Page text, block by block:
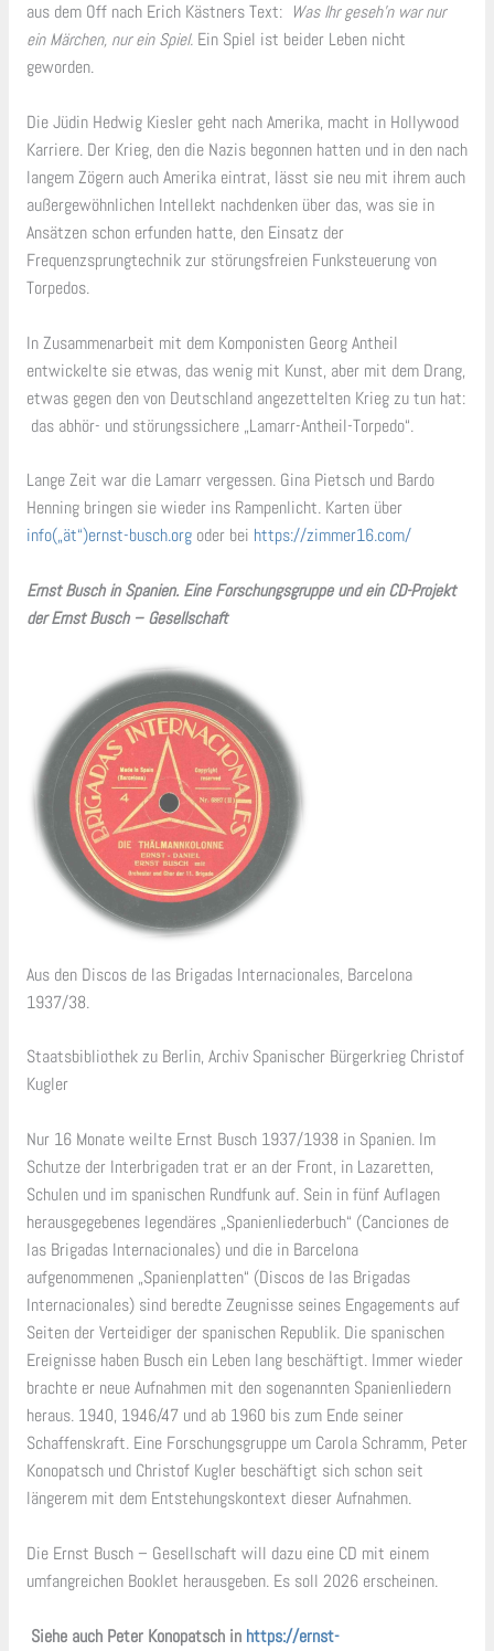
aus dem Off nach Erich Kästners Text: Was Ihr geseh’n war nur
ein Märchen, nur ein Spiel.Ein Spiel ist beider Leben nicht
geworden.
Die Jüdin Hedwig Kiesler geht nach Amerika, macht in Hollywood
Karriere. Der Krieg, den die Nazis begonnen hatten und in den nach
langem Zögern auch Amerika eintrat, lässt sie neu mit ihrem auch
außergewöhnlichen Intellekt nachdenken über das, was sie in
Ansätzen schon erfunden hatte, den Einsatz der
Frequenzsprungtechnik zur störungsfreien Funksteuerung von
Torpedos.
In Zusammenarbeit mit dem Komponisten Georg Antheil
entwickelte sie etwas, das wenig mit Kunst, aber mit dem Drang,
etwas gegen den von Deutschland angezettelten Krieg zu tun hat:
das abhör- und störungssichere „Lamarr-Antheil-Torpedo“.
Lange Zeit war die Lamarr vergessen. Gina Pietsch und Bardo
Henning bringen sie wieder ins Rampenlicht. Karten über
info(„ät“)ernst-busch.orgoder bei https://zimmer16.com/
Ernst Busch in Spanien. Eine Forschungsgruppe und ein CD-Projekt
der Ernst Busch – Gesellschaft
Aus den Discos de las Brigadas Internacionales, Barcelona
1937/38.
Staatsbibliothek zu Berlin, Archiv Spanischer Bürgerkrieg Christof
Kugler
Nur 16 Monate weilte Ernst Busch 1937/1938 in Spanien. Im
Schutze der Interbrigaden trat er an der Front, in Lazaretten,
Schulen und im spanischen Rundfunk auf. Sein in fünf Auflagen
herausgegebenes legendäres „Spanienliederbuch“ (Canciones de
las Brigadas Internacionales) und die in Barcelona
aufgenommenen „Spanienplatten“ (Discos de las Brigadas
Internacionales) sind beredte Zeugnisse seines Engagements auf
Seiten der Verteidiger der spanischen Republik. Die spanischen
Ereignisse haben Busch ein Leben lang beschäftigt. Immer wieder
brachte er neue Aufnahmen mit den sogenannten Spanienliedern
heraus. 1940, 1946/47 und ab 1960 bis zum Ende seiner
Schaffenskraft. Eine Forschungsgruppe um Carola Schramm, Peter
Konopatsch und Christof Kugler beschäftigt sich schon seit
längerem mit dem Entstehungskontext dieser Aufnahmen.
Die Ernst Busch – Gesellschaft will dazu eine CD mit einem
umfangreichen Booklet herausgeben. Es soll 2026 erscheinen.
Siehe auch Peter Konopatsch in https://ernst-